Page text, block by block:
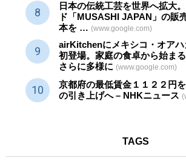
日本の伝統工芸を世界へ拡大
ド「MUSASHI JAPAN」の販
本を … (www.google.com)
airKitchenにメキシコ・オア
初登場。家庭の食卓から始ま
さらに多様に (www.google.com)
京都府の最低賃金１１２２円
の引き上げへ – NHKニュース
TAGS